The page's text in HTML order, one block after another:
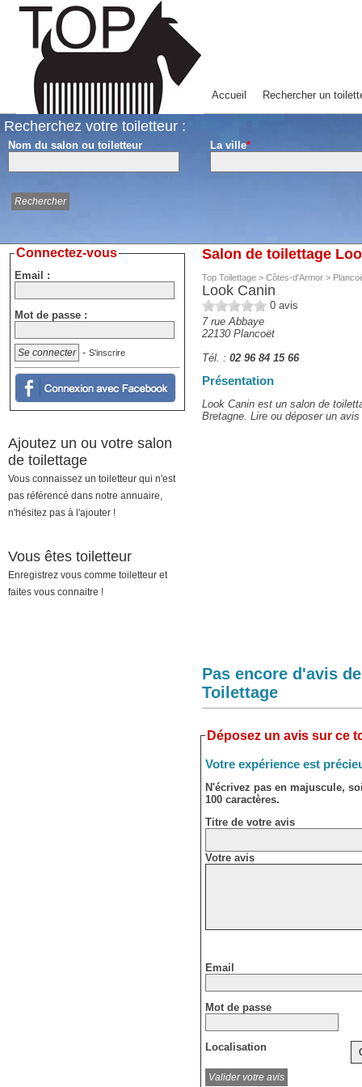
Accueil Rechercher un
Recherchez votre toiletteur :
Nom du salon ou toiletteur La ville*
Salon de toilettage
Top Toilettage > Côtes-d'Armor >
Look Canin
0 avis
7 rue Abbaye
22130 Plancoët
Tél. : 02 96 84 15 66
Présentation
Look Canin est un salon de
Bretagne. Lire ou déposer un
Pas encore d'avis
Toilettage
Déposez un avis sur ce
Votre expérience est
N'écrivez pas en majuscule,
100 caractères.
Titre de votre avis
Votre avis
Email
Mot de passe
Localisation
Connectez-vous
Email :
Mot de passe :
- S'inscrire
Ajoutez un ou votre salon
de toilettage
Vous connaissez un toiletteur qui n'est
pas référencé dans notre annuaire,
n'hésitez pas à l'ajouter !
Vous êtes toiletteur
Enregistrez vous comme toiletteur et
faites vous connaitre !